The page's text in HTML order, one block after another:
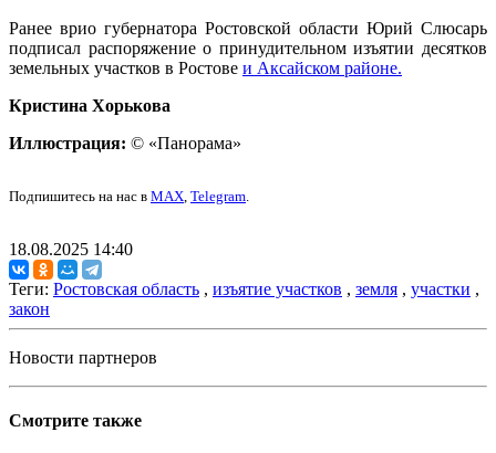
Ранее врио губернатора Ростовской области Юрий Слюсарь
подписал распоряжение о принудительном изъятии десятков
земельных участков в Ростове и Аксайском районе.
Кристина Хорькова
Иллюстрация: © «Панорама»
Подпишитесь на нас в MAX, Telegram.
18.08.2025 14:40
Теги: Ростовская область , изъятие участков , земля , участки ,
закон
Новости партнеров
Смотрите также